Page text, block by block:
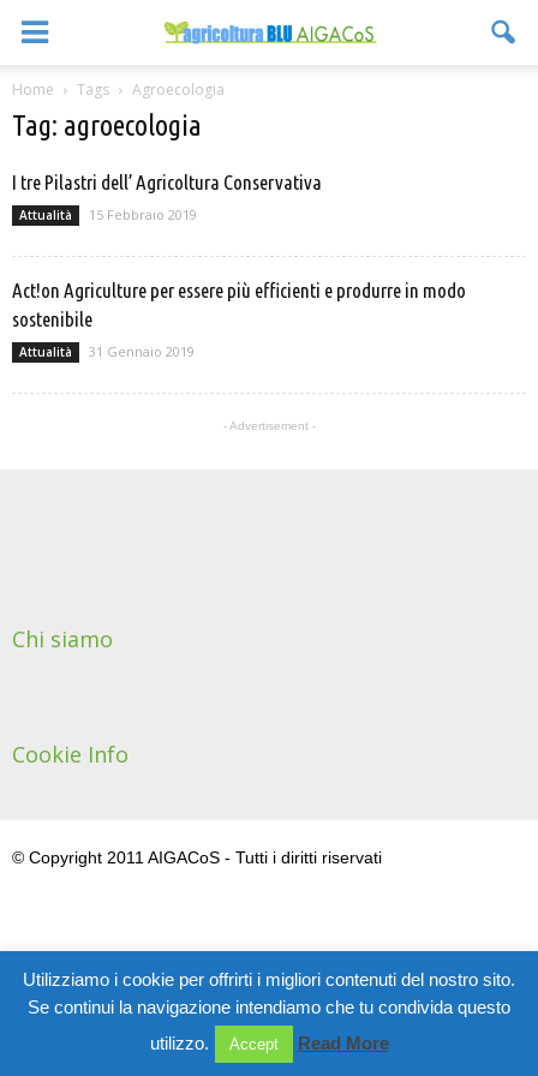
Home Tags Agroecologia
Tag: agroecologia
I tre Pilastri dell’ Agricoltura Conservativa
Attualità 15 Febbraio 2019
Act!on Agriculture per essere più efficienti e produrre in modo
sostenibile
Attualità 31 Gennaio 2019
- Advertisement -
Chi siamo
Cookie Info
Utilizziamo i cookie per offrirti i migliori contenuti del nostro sito.
Se continui la navigazione intendiamo che tu condivida questo
utilizzo.
Accept Read More
© Copyright 2011 AIGACoS - Tutti i diritti riservati